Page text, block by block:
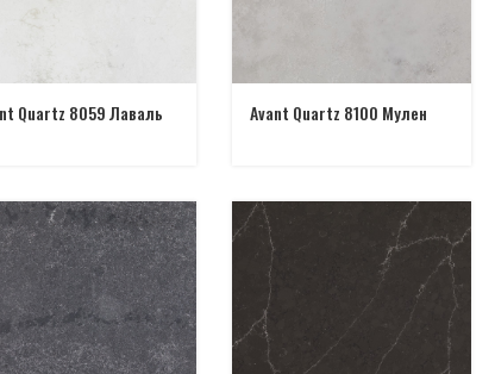
Quartz 8059 Лаваль Avant Quartz 8100 Мулен